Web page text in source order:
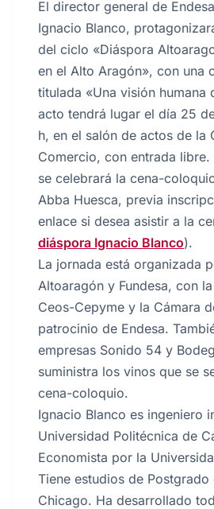
El director general de
Ignacio Blanco,
del ciclo «Diáspora
en el Alto Aragón», con una
titulada «Una visión humana
acto tendrá lugar el día 25
h, en el salón de actos de la
Comercio, con entrada libre.
se celebrará la cena-
Abba Huesca, previa
enlace si desea asistir a la
diáspora Ignacio Blanco).
La jornada está organizada
Altoaragón y Fundesa, con
Ceos-Cepyme y la Cámara
patrocinio de Endesa.
empresas Sonido 54 y
suministra los vinos que se
cena-coloquio.
Ignacio Blanco es ingeniero
Universidad Politécnica de
Economista por la
Tiene estudios de
Chicago. Ha desarrollado